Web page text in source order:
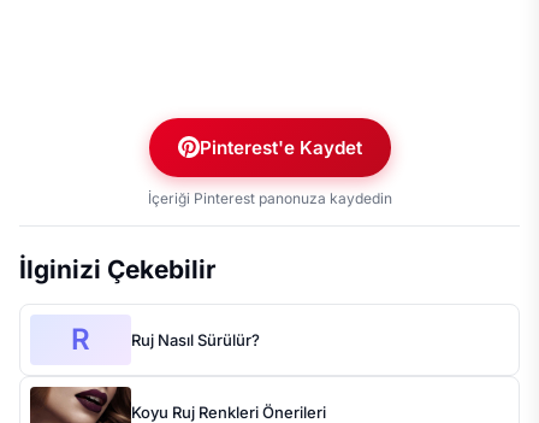
Pinterest'e Kaydet
İçeriği Pinterest panonuza kaydedin
İlginizi Çekebilir
R Ruj Nasıl Sürülür?
Koyu Ruj Renkleri Önerileri